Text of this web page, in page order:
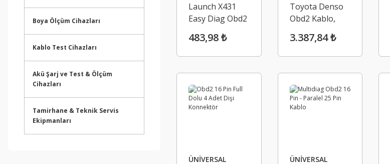
Boya Ölçüm Cihazları
Kablo Test Cihazları
Akü Şarj ve Test & Ölçüm
Cihazları
Tamirhane & Teknik Servis
Ekipmanları
Launch X431
Easy Diag Obd2
Auto Diag
Kablo
483,98 ₺
Toyota Denso
Obd2 Kablo,
Kablosu
3.387,84 ₺
ÜNİVERSAL ÜNİVERSAL